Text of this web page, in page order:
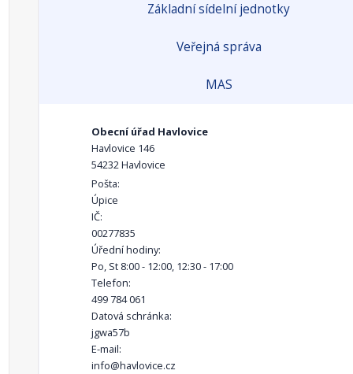
Základní sídelní jednotky
Veřejná správa
MAS
Obecní úřad Havlovice
Havlovice 146
54232 Havlovice
Pošta:
Úpice
IČ:
00277835
Úřední hodiny:
Po, St 8:00 - 12:00, 12:30 - 17:00
Telefon:
499 784 061
Datová schránka:
jgwa57b
E-mail:
info@havlovice.cz